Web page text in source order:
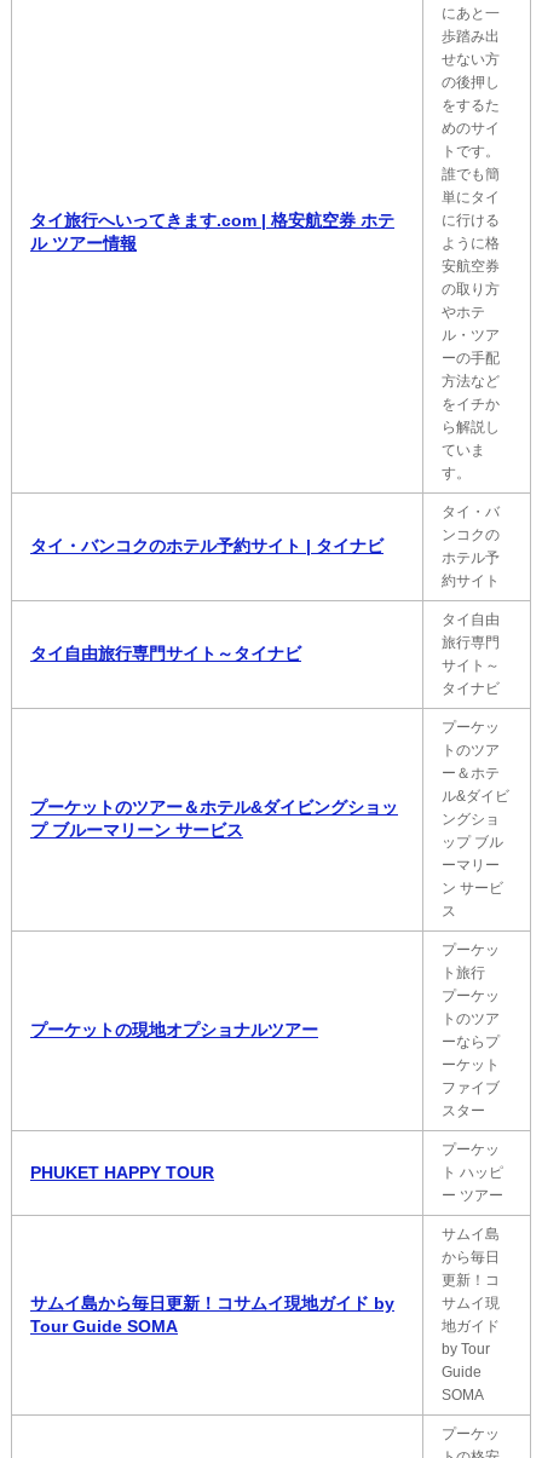
タイ旅行へいってきます.com | 格安航空券 ホテ
ル ツアー情報
にあと一
歩踏み出
せない方
の後押し
をするた
めのサイ
トです。
誰でも簡
単にタイ
に行ける
ように格
安航空券
の取り方
やホテ
ル・ツア
ーの手配
方法など
をイチか
ら解説し
ていま
す。
タイ・バンコクのホテル予約サイト | タイナビ
タイ・バ
ンコクの
ホテル予
約サイト
タイ自由旅行専門サイト～タイナビ
タイ自由
旅行専門
サイト～
タイナビ
プーケットのツアー＆ホテル&ダイビングショッ
プ ブルーマリーン サービス
プーケッ
トのツア
ー＆ホテ
ル&ダイビ
ングショ
ップ ブル
ーマリー
ン サービ
ス
プーケットの現地オプショナルツアー
プーケッ
ト旅行
プーケッ
トのツア
ーならプ
ーケット
ファイブ
スター
PHUKET HAPPY TOUR
プーケッ
ト ハッピ
ー ツアー
サムイ島から毎日更新！コサムイ現地ガイド by
Tour Guide SOMA
サムイ島
から毎日
更新！コ
サムイ現
地ガイド
by Tour
Guide
SOMA
プーケッ